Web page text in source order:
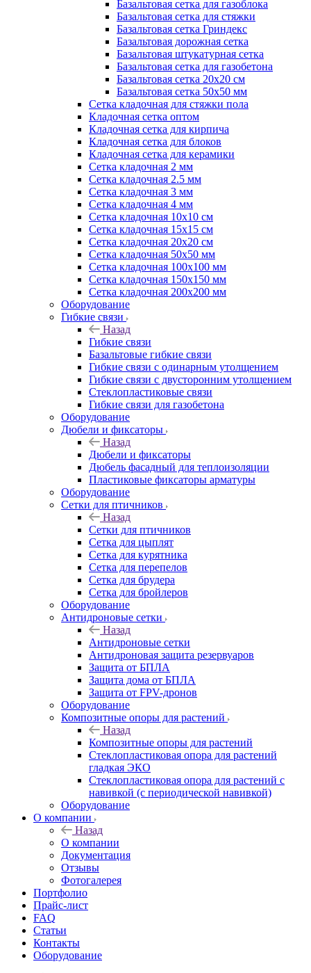
Базальтовая сетка для газоблока
Базальтовая сетка для стяжки
Базальтовая сетка Гриндекс
Базальтовая дорожная сетка
Базальтовая штукатурная сетка
Базальтовая сетка для газобетона
Базальтовая сетка 20x20 см
Базальтовая сетка 50x50 мм
Сетка кладочная для стяжки пола
Кладочная сетка оптом
Кладочная сетка для кирпича
Кладочная сетка для блоков
Кладочная сетка для керамики
Сетка кладочная 2 мм
Сетка кладочная 2.5 мм
Сетка кладочная 3 мм
Сетка кладочная 4 мм
Сетка кладочная 10x10 см
Сетка кладочная 15x15 см
Сетка кладочная 20x20 см
Сетка кладочная 50x50 мм
Сетка кладочная 100x100 мм
Сетка кладочная 150x150 мм
Сетка кладочная 200x200 мм
Оборудование
Гибкие связи
Назад
Гибкие связи
Базальтовые гибкие связи
Гибкие связи с одинарным утолщением
Гибкие связи с двусторонним утолщением
Стеклопластиковые связи
Гибкие связи для газобетона
Оборудование
Дюбели и фиксаторы
Назад
Дюбели и фиксаторы
Дюбель фасадный для теплоизоляции
Пластиковые фиксаторы арматуры
Оборудование
Сетки для птичников
Назад
Сетки для птичников
Сетка для цыплят
Сетка для курятника
Сетка для перепелов
Сетка для брудера
Сетка для бройлеров
Оборудование
Антидроновые сетки
Назад
Антидроновые сетки
Антидроновая защита резервуаров
Защита от БПЛА
Защита дома от БПЛА
Защита от FPV-дронов
Оборудование
Композитные опоры для растений
Назад
Композитные опоры для растений
Стеклопластиковая опора для растений
гладкая ЭКО
Стеклопластиковая опора для растений с
навивкой (с периодической навивкой)
Оборудование
О компании
Назад
О компании
Документация
Отзывы
Фотогалерея
Портфолио
Прайс-лист
FAQ
Статьи
Контакты
Оборудование